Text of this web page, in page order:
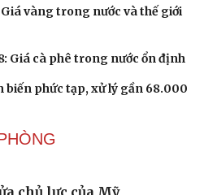
Nhà đẹp
8/8: Giá dầu giảm khi có tín
Giá bán USD hạ xuống còn
vàng trong nước và thế giới